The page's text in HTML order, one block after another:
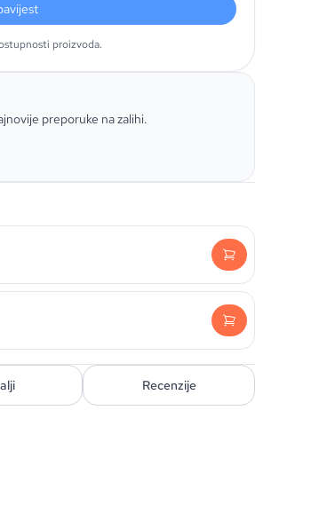
proizvoda.
preporuke na zalihi.
Recenzije